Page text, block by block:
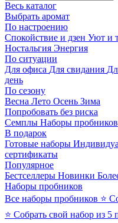
Весь каталог
Выбрать аромат
По настроению
Спокойствие и дзен Уют и
Ностальгия Энергия
По ситуации
Для офиса Для свидания
день
По сезону
Весна Лето Осень Зима
Попробовать без риска
Семплы Наборы пробников
В подарок
Готовые наборы
сертификаты
Популярное
Бестселлеры Новинки
Наборы пробников
Все наборы пробников ⭐
⭐ Собрать свой набор из 5